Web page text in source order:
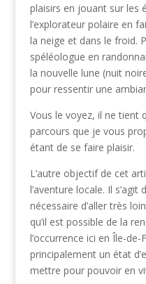
plaisirs en jouant sur les
l’explorateur polaire en
la neige et dans le froid.
spéléologue en
la nouvelle lune (nuit
pour ressentir une
Vous le voyez, il ne tient
parcours que je vous
étant de se faire plaisir.
L’autre objectif de cet
l’aventure locale. Il s’agit
nécessaire d’aller très
qu’il est possible de la
l’occurrence ici en Île-de-
principalement un état
mettre pour pouvoir en